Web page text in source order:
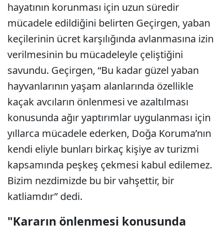
hayatının korunması için uzun süredir
mücadele edildiğini belirten Geçirgen, yaban
keçilerinin ücret karşılığında avlanmasına izin
verilmesinin bu mücadeleyle çeliştiğini
savundu. Geçirgen, “Bu kadar güzel yaban
hayvanlarının yaşam alanlarında özellikle
kaçak avcıların önlenmesi ve azaltılması
konusunda ağır yaptırımlar uygulanması için
yıllarca mücadele ederken, Doğa Koruma’nın
kendi eliyle bunları birkaç kişiye av turizmi
kapsamında peşkeş çekmesi kabul edilemez.
Bizim nezdimizde bu bir vahşettir, bir
katliamdır” dedi.
"Kararın önlenmesi konusunda